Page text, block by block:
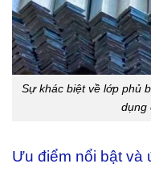
Sự khác biệt về lớp phủ
dụng
Ưu điểm nổi bật và